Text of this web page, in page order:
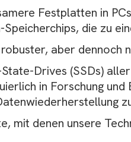
Festplatten in
die zu
aber dennoch
Drives (SSDs)
in Forschung
mit denen unsere